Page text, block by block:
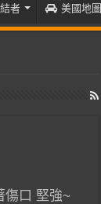
者 美國地圖
傷口 堅強~